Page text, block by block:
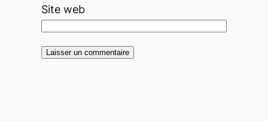
Site web